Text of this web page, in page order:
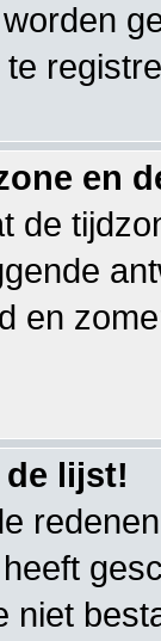
en
de
en
lijst!
niet